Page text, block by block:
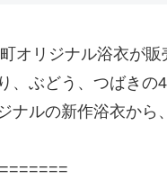
オリジナル浴衣が販
、ぶどう、つばきの4
ナルの新作浴衣から